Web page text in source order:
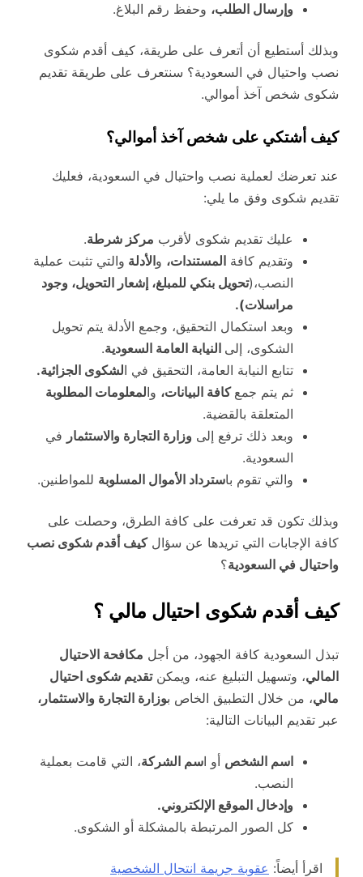
وإرسال الطلب، وحفظ رقم البلاغ.
وبذلك أستطيع أن أتعرف على طريقة، كيف أقدم شكوى
نصب واحتيال في السعودية؟ سنتعرف على طريقة تقديم
شكوى شخص آخذ أموالي.
كيف أشتكي على شخص آخذ أموالي؟
عند تعرضك لعملية نصب واحتيال في السعودية، فعليك
تقديم شكوى وفق ما يلي:
عليك تقديم شكوى لأقرب مركز شرطة.
وتقديم كافة المستندات، والأدلة والتي تثبت عملية
النصب،(تحويل بنكي للمبلغ، إشعار التحويل، وجود
مراسلات).
وبعد استكمال التحقيق، وجمع الأدلة يتم تحويل
الشكوى، إلى النيابة العامة السعودية.
تتابع النيابة العامة، التحقيق في الشكوى الجزائية.
ثم يتم جمع كافة البيانات، والمعلومات المطلوبة
المتعلقة بالقضية.
وبعد ذلك ترفع إلى وزارة التجارة والاستثمار في
السعودية.
والتي تقوم باسترداد الأموال المسلوبة للمواطنين.
وبذلك تكون قد تعرفت على كافة الطرق، وحصلت على
كافة الإجابات التي تريدها عن سؤالكيف أقدم شكوى نصب
واحتيال في السعودية؟
كيف أقدم شكوى احتيال مالي ؟
تبذل السعودية كافة الجهود، من أجل مكافحة الاحتيال
المالي، وتسهيل التبليغ عنه، ويمكنتقديم شكوى احتيال
مالي، من خلال التطبيق الخاص بوزارة التجارة والاستثمار،
عبر تقديم البيانات التالية:
اسم الشخص أو اسم الشركة، التي قامت بعملية
النصب.
وإدخال الموقع الإلكتروني.
كل الصور المرتبطة بالمشكلة أو الشكوى.
اقرأ أيضاً: عقوبة جريمة انتحال الشخصية